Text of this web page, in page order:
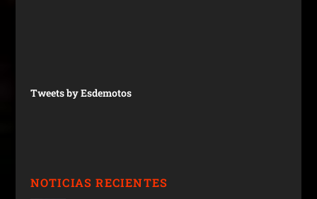
Tweets by Esdemotos
NOTICIAS RECIENTES